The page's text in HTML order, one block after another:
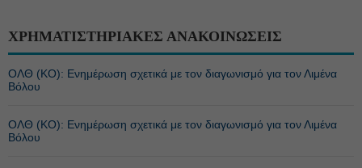
ΧΡΗΜΑΤΙΣΤΗΡΙΑΚΕΣ ΑΝΑΚΟΙΝΩΣΕΙΣ
ΟΛΘ (ΚΟ): Ενημέρωση σχετικά με τον διαγωνισμό για τον Λιμένα
Βόλου
ΟΛΘ (ΚΟ): Ενημέρωση σχετικά με τον διαγωνισμό για τον Λιμένα
Βόλου